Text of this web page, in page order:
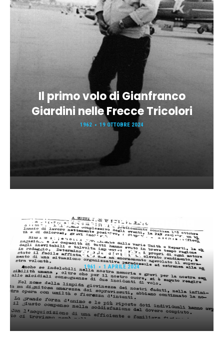
Il primo volo di Gianfranco
Giardini nelle Frecce Tricolori
1962 19 OTTOBRE 2024
Il discorso di Mario Squarcina
a termine della 1a stagione
acrobatica
1961 1 APRILE 2024